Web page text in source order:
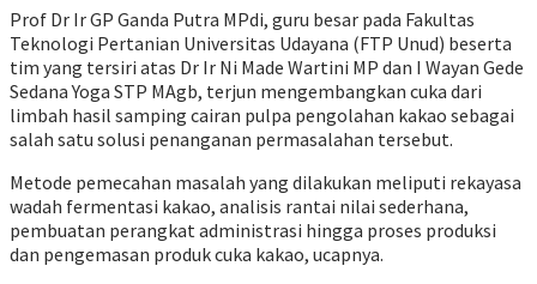
Prof Dr Ir GP Ganda Putra MPdi, guru besar pada Fakultas
Teknologi Pertanian Universitas Udayana (FTP Unud) beserta
tim yang tersiri atas Dr Ir Ni Made Wartini MP dan I Wayan Gede
Sedana Yoga STP MAgb, terjun mengembangkan cuka dari
limbah hasil samping cairan pulpa pengolahan kakao sebagai
salah satu solusi penanganan permasalahan tersebut.
Metode pemecahan masalah yang dilakukan meliputi rekayasa
wadah fermentasi kakao, analisis rantai nilai sederhana,
pembuatan perangkat administrasi hingga proses produksi
dan pengemasan produk cuka kakao, ucapnya.